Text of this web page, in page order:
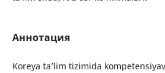
Аннотация
Koreya ta’lim tizimida